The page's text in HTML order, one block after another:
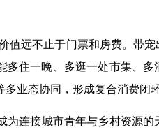
远不止于门票和房费。带宠
住一晚、多逛一处市集、多
业态协同，形成复合消费闭环
连接城市青年与乡村资源的